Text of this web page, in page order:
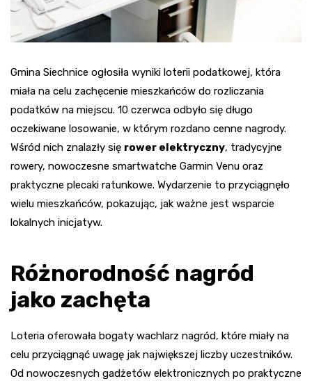
Gmina Siechnice ogłosiła wyniki loterii podatkowej, która
miała na celu zachęcenie mieszkańców do rozliczania
podatków na miejscu. 10 czerwca odbyło się długo
oczekiwane losowanie, w którym rozdano cenne nagrody.
Wśród nich znalazły się rower elektryczny, tradycyjne
rowery, nowoczesne smartwatche Garmin Venu oraz
praktyczne plecaki ratunkowe. Wydarzenie to przyciągnęło
wielu mieszkańców, pokazując, jak ważne jest wsparcie
lokalnych inicjatyw.
Różnorodność nagród
jako zachęta
Loteria oferowała bogaty wachlarz nagród, które miały na
celu przyciągnąć uwagę jak największej liczby uczestników.
Od nowoczesnych gadżetów elektronicznych po praktyczne